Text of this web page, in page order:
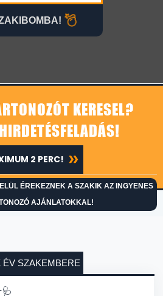
KERESEL?
ÉREKEZNEK A SZAKIK AZ INGYENES
AJÁNLATOKKAL!
2 PERC!
ÉV SZAKEMBERE